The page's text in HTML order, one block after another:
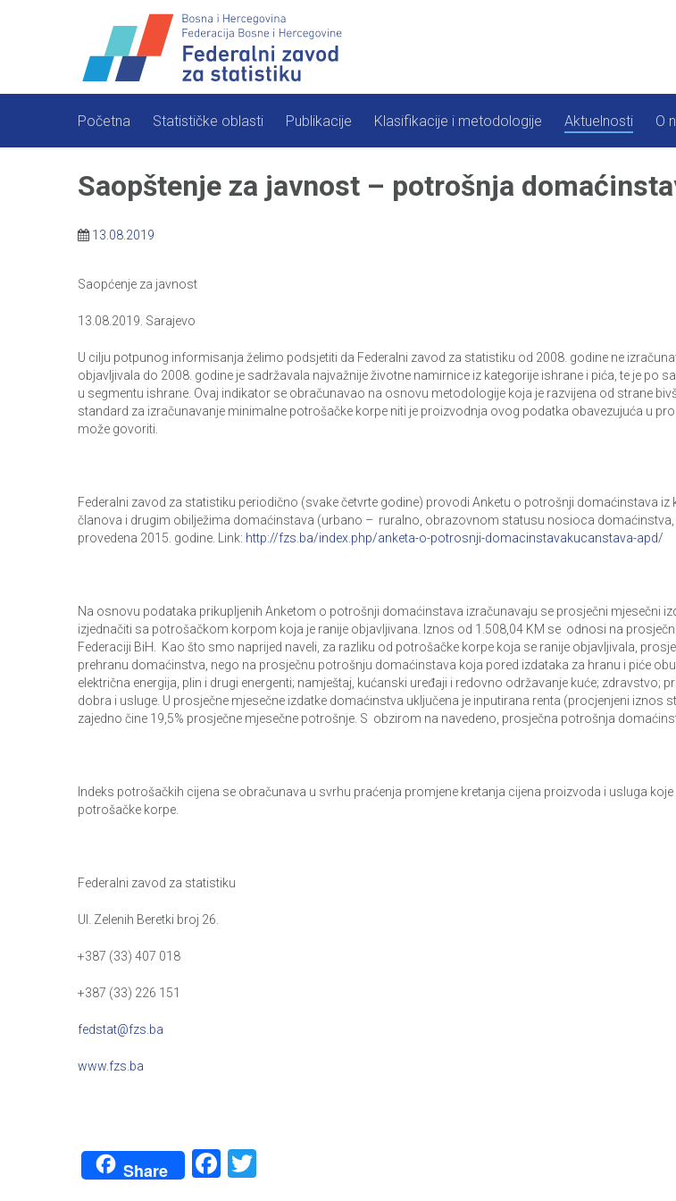
Početna Statističke oblasti Publikacije Klasifikacije i metodologije Aktuelnosti O
Saopštenje za javnost – potrošnja
13.08.2019
Saopćenje za javnost
13.08.2019. Sarajevo
U cilju potpunog informisanja želimo podsjetiti da Federalni zavod za statistiku od 2008. godine ne
objavljivala do 2008. godine je sadržavala najvažnije životne namirnice iz kategorije ishrane i pića, te je
u segmentu ishrane. Ovaj indikator se obračunavao na osnovu metodologije koja je razvijena od strane
standard za izračunavanje minimalne potrošačke korpe niti je proizvodnja ovog podatka obavezujuća u
može govoriti.
Federalni zavod za statistiku periodično (svake četvrte godine) provodi Anketu o potrošnji domaćinstava
članova i drugim obilježima domaćinstava (urbano – ruralno, obrazovnom statusu nosioca
provedena 2015. godine. Link: http://fzs.ba/index.php/anketa-o-potrosnji-domacinstavakucanstava-apd/
Na osnovu podataka prikupljenih Anketom o potrošnji domaćinstava izračunavaju se prosječni
izjednačiti sa potrošačkom korpom koja je ranije objavljivana. Iznos od 1.508,04 KM se odnosi na
Federaciji BiH. Kao što smo naprijed naveli, za razliku od potrošačke korpe koja se ranije objavljivala,
prehranu domaćinstva, nego na prosječnu potrošnju domaćinstava koja pored izdataka za hranu i piće
električna energija, plin i drugi energenti; namještaj, kućanski uređaji i redovno održavanje kuće;
dobra i usluge. U prosječne mjesečne izdatke domaćinstva uključena je inputirana renta (procjenjeni
zajedno čine 19,5% prosječne mjesečne potrošnje. S obzirom na navedeno, prosječna potrošnja
Indeks potrošačkih cijena se obračunava u svrhu praćenja promjene kretanja cijena proizvoda i usluga
potrošačke korpe.
Federalni zavod za statistiku
Ul. Zelenih Beretki broj 26.
+387 (33) 407 018
+387 (33) 226 151
fedstat@fzs.ba
www.fzs.ba
Share Facebook